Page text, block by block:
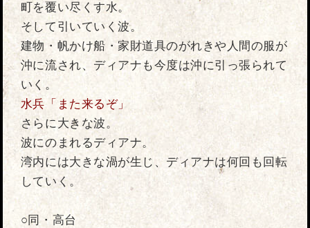
町を覆い尽くす水。
そして引いていく波。
建物・帆かけ船・家財道具のがれきや人間の服が
沖に流され、ディアナも今度は沖に引っ張られて
いく。
水兵「また来るぞ」
さらに大きな波。
波にのまれるディアナ。
湾内には大きな渦が生じ、ディアナは何回も回転
していく。
○同・高台